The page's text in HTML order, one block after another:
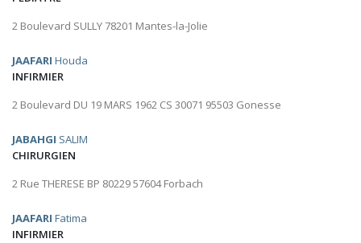
2 Boulevard SULLY 78201 Mantes-la-Jolie
JAAFARI Houda
INFIRMIER
2 Boulevard DU 19 MARS 1962 CS 30071 95503 Gonesse
JABAHGI SALIM
CHIRURGIEN
2 Rue THERESE BP 80229 57604 Forbach
JAAFARI Fatima
INFIRMIER